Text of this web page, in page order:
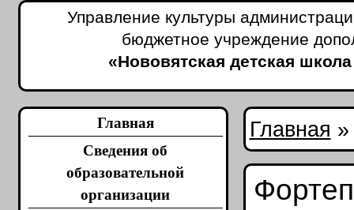
Главная
Сведения об
образовательной
организации
Управление культуры
бюджетное учреждение
«Нововятская детская
Главная